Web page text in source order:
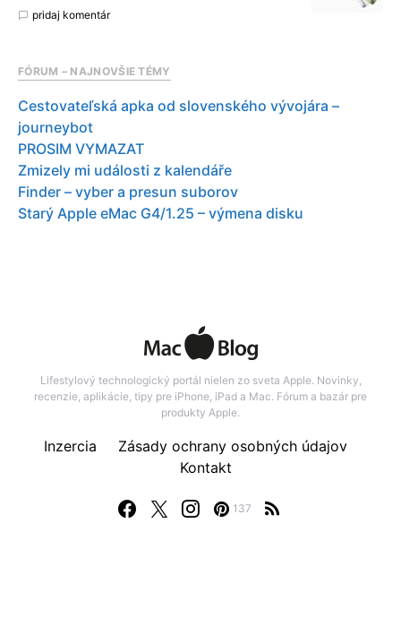
pridaj komentár
FÓRUM – NAJNOVŠIE TÉMY
Cestovateľská apka od slovenského vývojára –
journeybot
PROSIM VYMAZAT
Zmizely mi události z kalendáře
Finder – vyber a presun suborov
Starý Apple eMac G4/1.25 – výmena disku
Lifestylový technologický portál nielen zo sveta Apple. Novinky,
recenzie, aplikácie, tipy pre iPhone, iPad a Mac. Fórum a bazár pre
produkty Apple.
137
Inzercia
Zásady ochrany osobných údajov
Kontakt